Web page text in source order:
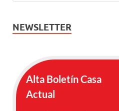
NEWSLETTER
Alta Boletín Casa
Actual